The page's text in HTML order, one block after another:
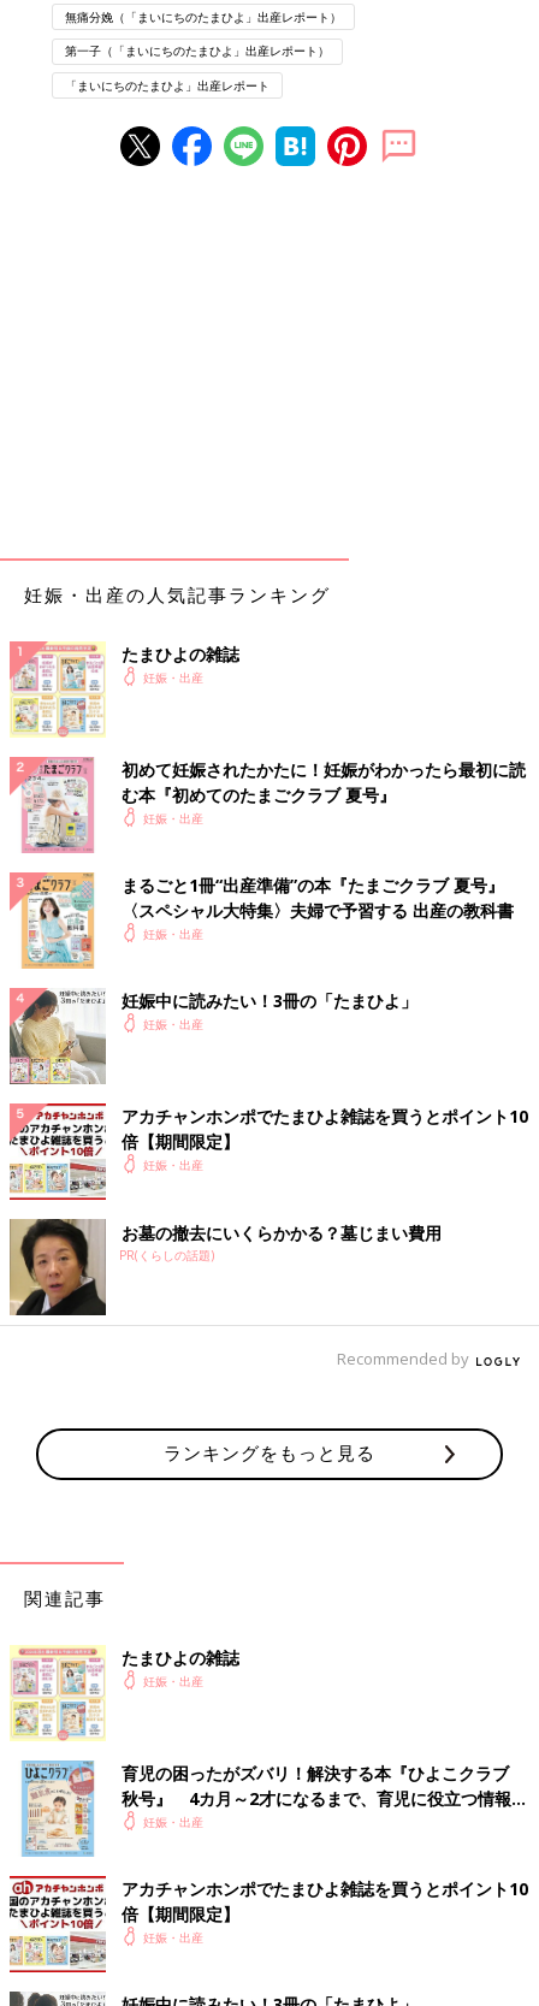
無痛分娩（「まいにちのたまひよ」出産レポート）
第一子（「まいにちのたまひよ」出産レポート）
「まいにちのたまひよ」出産レポート
妊娠・出産の人気記事ランキング
たまひよの雑誌
妊娠・出産
初めて妊娠されたかたに！妊娠がわかったら最初に読
む本『初めてのたまごクラブ 夏号』
妊娠・出産
まるごと1冊“出産準備”の本『たまごクラブ 夏号』
〈スペシャル大特集〉夫婦で予習する 出産の教科書
妊娠・出産
妊娠中に読みたい！3冊の「たまひよ」
妊娠・出産
アカチャンホンポでたまひよ雑誌を買うとポイント10
倍【期間限定】
妊娠・出産
お墓の撤去にいくらかかる？墓じまい費用
PR(くらしの話題)
Recommended by
ランキングをもっと見る
関連記事
たまひよの雑誌
妊娠・出産
育児の困ったがズバリ！解決する本『ひよこクラブ
秋号』 4カ月～2才になるまで、育児に役立つ情報が
いっぱい！
妊娠・出産
アカチャンホンポでたまひよ雑誌を買うとポイント10
倍【期間限定】
妊娠・出産